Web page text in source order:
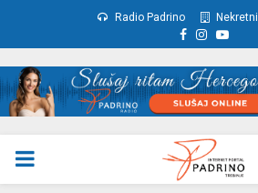
Radio Padrino
Facebook
Instagram
PRIMARY